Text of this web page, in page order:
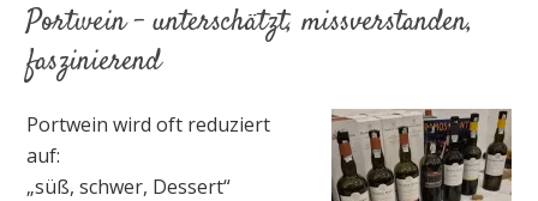
Portwein – unterschätzt, missverstanden,
faszinierend
Portwein wird oft reduziert
auf:
„süß, schwer, Dessert“